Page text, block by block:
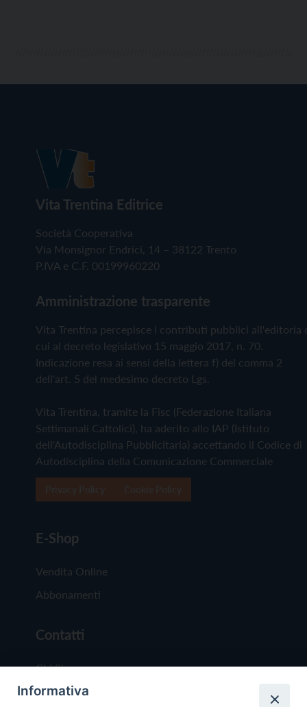
Vita Trentina Editrice
Società Cooperativa
Via Monsignor Endrici, 14 – 38122 Trento
P.IVA e C.F. 00199960220
Amministrazione trasparente
Vita Trentina percepisce i contributi pubblici all'editoria
cui al decreto legislativo 15 maggio 2017, n. 70.
Indicazione resa ai sensi della lettera f) del comma 2
dell'art. 5 del medesimo decreto Lgs.
Vita Trentina, tramite la Fisc (Federazione Italiana
Settimanali Cattolici), ha aderito allo IAP (Istituto
dell'Autodisciplina Pubblicitaria) accettando il Codice di
Autodisciplina della Comunicazione Commerciale
E-Shop
Vendita Online
Abbonamenti
Contatti
Chi Siamo
Redazione
Informativa